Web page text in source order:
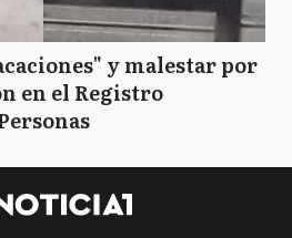
y malestar por
en el Registro